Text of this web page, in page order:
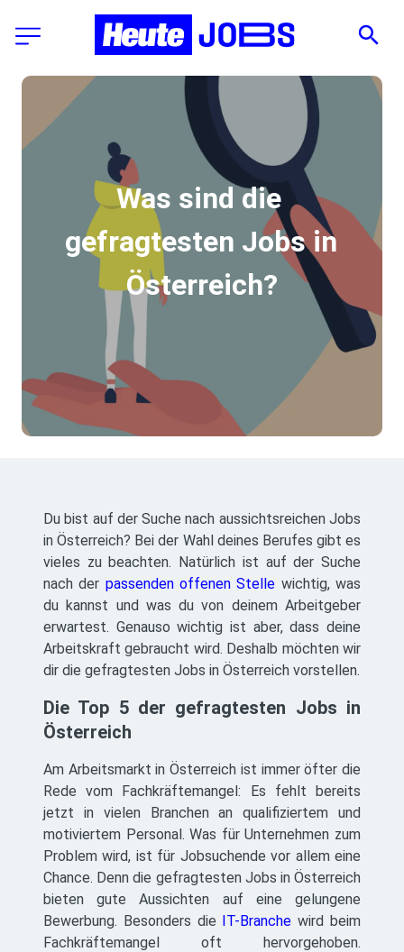
Was sind die
gefragtesten Jobs in
Österreich?
Du bist auf der Suche nach aussichtsreichen Jobs
in Österreich? Bei der Wahl deines Berufes gibt es
vieles zu beachten. Natürlich ist auf der Suche
nach der passenden offenen Stelle wichtig, was
du kannst und was du von deinem Arbeitgeber
erwartest. Genauso wichtig ist aber, dass deine
Arbeitskraft gebraucht wird. Deshalb möchten wir
dir die gefragtesten Jobs in Österreich vorstellen.
Die Top 5 der gefragtesten Jobs in
Österreich
Am Arbeitsmarkt in Österreich ist immer öfter die
Rede vom Fachkräftemangel: Es fehlt bereits
jetzt in vielen Branchen an qualifiziertem und
motiviertem Personal. Was für Unternehmen zum
Problem wird, ist für Jobsuchende vor allem eine
Chance. Denn die gefragtesten Jobs in Österreich
bieten gute Aussichten auf eine gelungene
Bewerbung. Besonders die IT-Branche wird beim
Fachkräftemangel oft hervorgehoben.